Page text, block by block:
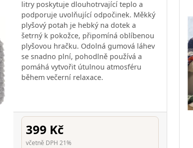
litry poskytuje dlouhotrvající teplo a
podporuje uvolňující odpočinek. Měkký
plyšový potah je hebký na dotek a
šetrný k pokožce, připomíná oblíbenou
plyšovou hračku. Odolná gumová láhev
se snadno plní, pohodlně používá a
pomáhá vytvořit útulnou atmosféru
během večerní relaxace.
399 Kč
včetně DPH 21%